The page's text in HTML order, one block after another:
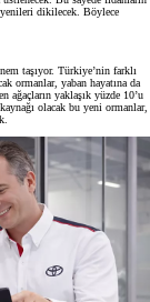
yenileri dikilecek. Böylece
taşıyor. Türkiye’nin farklı
ormanlar, yaban hayatına da
ağaçların yaklaşık yüzde 10’u
olacak bu yeni ormanlar,